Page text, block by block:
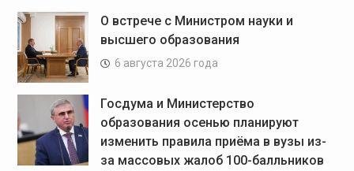
О встрече с Министром науки и
высшего образования
6 августа 2026 года
Госдума и Министерство
образования осенью планируют
изменить правила приёма в вузы из-
за массовых жалоб 100-балльников